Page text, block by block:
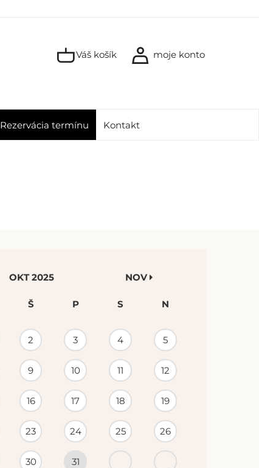
Váš košík moje konto
Rezervácia termínu Kontakt
OKT 2025 NOV
Š P S N
2 3 4 5
9 10 11 12
16 17 18 19
23 24 25 26
30 31